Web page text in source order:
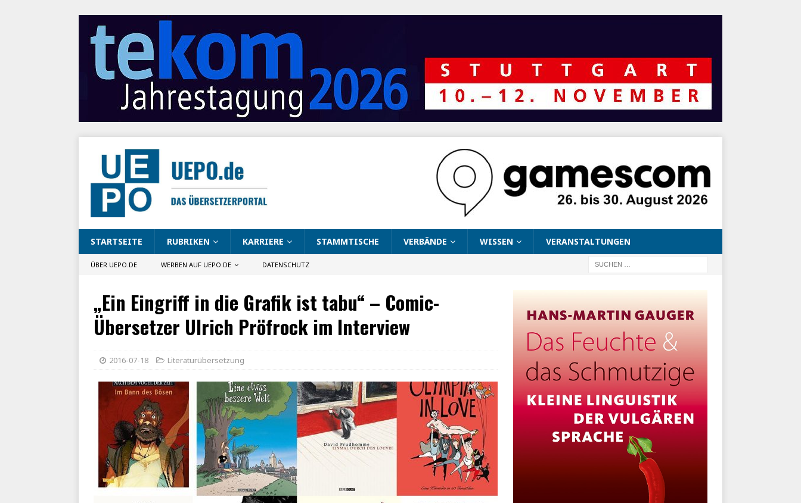
STARTSEITE RUBRIKEN KARRIERE STAMMTISCHE VERBÄNDE WISSEN VERANSTALTUNGEN
ÜBER UEPO.DE WERBEN AUF UEPO.DE DATENSCHUTZ
„Ein Eingriff in die Grafik ist tabu“ – Comic-
Übersetzer Ulrich Pröfrock im Interview
2016-07-18 Literaturübersetzung